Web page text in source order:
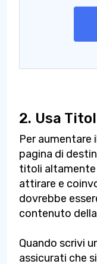
2. Usa
Per aumentare
pagina di
titoli altamente
attirare e
dovrebbe
contenuto
Quando scrivi
assicurati che